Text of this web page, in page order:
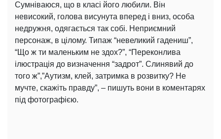
Сумніваюся, що в класі його любили. Він
невисокий, голова висунута вперед і вниз, особа
недружня, одягається так собі. Неприємний
персонаж, в цілому. Типаж “невеликий гадeниш”,
“Що ж ти маленьким не здох?”, “Переконлива
ілюстрація до визначення “задрот”. Слинявий до
того ж”,”Аутизм, клей, затримка в розвитку? Не
мучте, скажіть правду”, – пишуть вони в коментарях
під фотографією.